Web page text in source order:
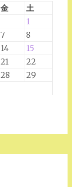
金
土
1
7
8
14
15
21
22
28
29